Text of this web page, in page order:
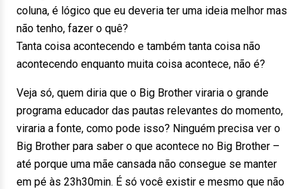
coluna, é lógico que eu deveria ter uma ideia melhor mas
não tenho, fazer o quê?
Tanta coisa acontecendo e também tanta coisa não
acontecendo enquanto muita coisa acontece, não é?
Veja só, quem diria que o Big Brother viraria o grande
programa educador das pautas relevantes do momento,
viraria a fonte, como pode isso? Ninguém precisa ver o
Big Brother para saber o que acontece no Big Brother –
até porque uma mãe cansada não consegue se manter
em pé às 23h30min. É só você existir e mesmo que não